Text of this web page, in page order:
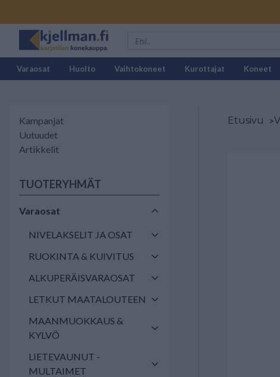
Varaosat Huolto Vaihtokoneet Kurottajat Koneet
Kampanjat
Uutuudet
Artikkelit
TUOTERYHMÄT
Varaosat
NIVELAKSELIT JA OSAT
RUOKINTA & KUIVITUS
ALKUPERÄISVARAOSAT
LETKUT MAATALOUTEEN
MAANMUOKKAUS &
KYLVÖ
LIETEVAUNUT -
MULTAIMET
Etusivu >